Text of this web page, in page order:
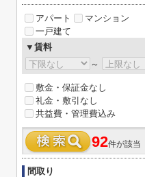
アパート
マンション
一戸建て
▼賃料
～
敷金・保証金なし
礼金・敷引なし
共益費・管理費込み
92件が該当
間取り